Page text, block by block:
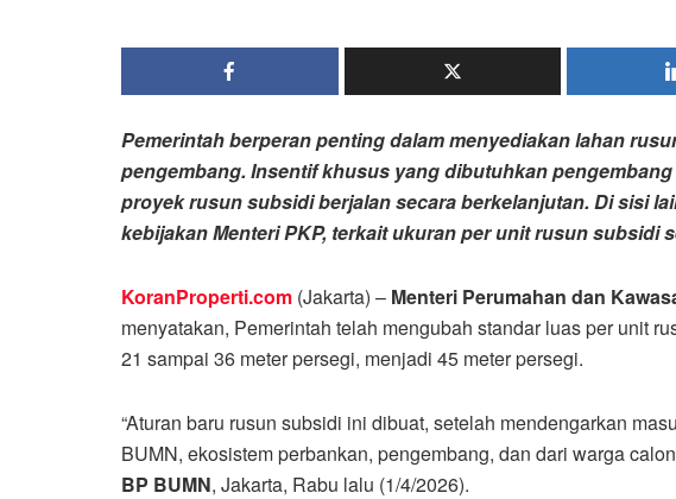
Pemerintah berperan penting dalam menyediakan lahan
pengembang. Insentif khusus yang dibutuhkan
proyek rusun subsidi berjalan secara berkelanjutan. Di sisi
kebijakan Menteri PKP, terkait ukuran per unit rusun subsidi
KoranProperti.com (Jakarta) – Menteri Perumahan dan
menyatakan, Pemerintah telah mengubah standar luas per unit
21 sampai 36 meter persegi, menjadi 45 meter persegi.
“Aturan baru rusun subsidi ini dibuat, setelah mendengarkan
BUMN, ekosistem perbankan, pengembang, dan dari warga
BP BUMN, Jakarta, Rabu lalu (1/4/2026).